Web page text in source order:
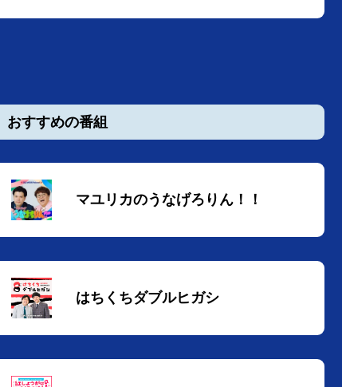
おすすめの番組
マユリカのうなげろりん！！
はちくちダブルヒガシ